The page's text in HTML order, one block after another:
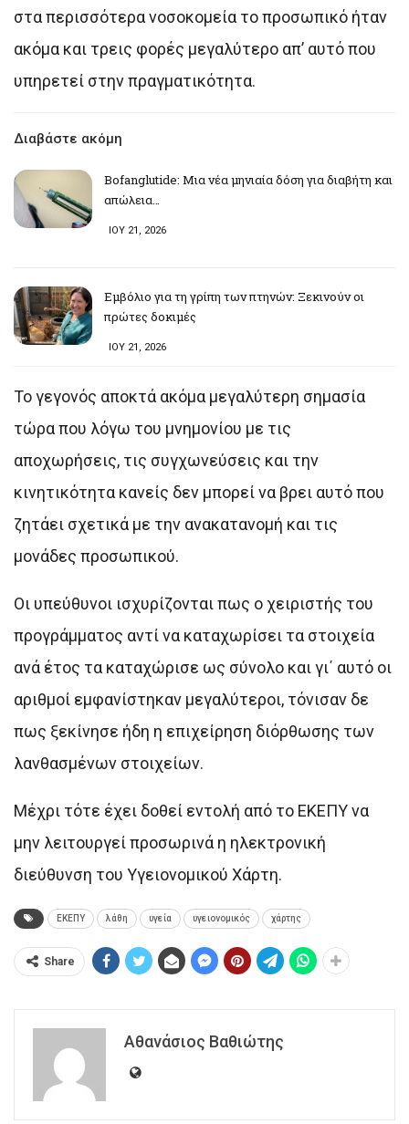
στα περισσότερα νοσοκομεία το προσωπικό ήταν
ακόμα και τρεις φορές μεγαλύτερο απ’ αυτό που
υπηρετεί στην πραγματικότητα.
Διαβάστε ακόμη
Bofanglutide: Μια νέα μηνιαία δόση για διαβήτη και
απώλεια…
ΙΟΥ 21, 2026
Εμβόλιο για τη γρίπη των πτηνών: Ξεκινούν οι
πρώτες δοκιμές
ΙΟΥ 21, 2026
Το γεγονός αποκτά ακόμα μεγαλύτερη σημασία
τώρα που λόγω του μνημονίου με τις
αποχωρήσεις, τις συγχωνεύσεις και την
κινητικότητα κανείς δεν μπορεί να βρει αυτό που
ζητάει σχετικά με την ανακατανομή και τις
μονάδες προσωπικού.
Οι υπεύθυνοι ισχυρίζονται πως ο χειριστής του
προγράμματος αντί να καταχωρίσει τα στοιχεία
ανά έτος τα καταχώρισε ως σύνολο και γι΄ αυτό οι
αριθμοί εμφανίστηκαν μεγαλύτεροι, τόνισαν δε
πως ξεκίνησε ήδη η επιχείρηση διόρθωσης των
λανθασμένων στοιχείων.
Μέχρι τότε έχει δοθεί εντολή από το ΕΚΕΠΥ να
μην λειτουργεί προσωρινά η ηλεκτρονική
διεύθυνση του Υγειονομικού Χάρτη.
ΕΚΕΠΥ λάθη υγεία υγειονομικός χάρτης
Share
Αθανάσιος Βαθιώτης